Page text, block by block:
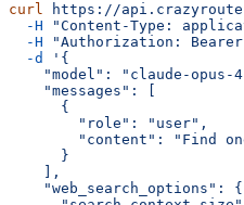
curl https://
  -H
"Content-Type:
  -H
"Authorization: Bearer
  -d
'{
"model": "claude-opus-
    "messages": [
      {
        "role": "user",
"content": "Find
      }
    ],
    "web_search_options": {